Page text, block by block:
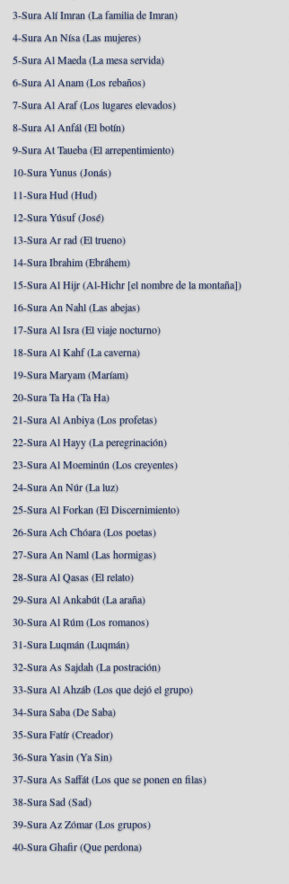
3-Sura Alí Imran (La familia de Imran)
4-Sura An Nísa (Las mujeres)
5-Sura Al Maeda (La mesa servida)
6-Sura Al Anam (Los rebaños)
7-Sura Al Araf (Los lugares elevados)
8-Sura Al Anfál (El botín)
9-Sura At Taueba (El arrepentimiento)
10-Sura Yunus (Jonás)
11-Sura Hud (Hud)
12-Sura Yúsuf (José)
13-Sura Ar rad (El trueno)
14-Sura Ibrahim (Ebráhem)
15-Sura Al Hijr (Al-Hichr [el nombre de la montaña])
16-Sura An Nahl (Las abejas)
17-Sura Al Isra (El viaje nocturno)
18-Sura Al Kahf (La caverna)
19-Sura Maryam (Maríam)
20-Sura Ta Ha (Ta Ha)
21-Sura Al Anbiya (Los profetas)
22-Sura Al Hayy (La peregrinación)
23-Sura Al Moeminún (Los creyentes)
24-Sura An Núr (La luz)
25-Sura Al Forkan (El Discernimiento)
26-Sura Ach Chóara (Los poetas)
27-Sura An Naml (Las hormigas)
28-Sura Al Qasas (El relato)
29-Sura Al Ankabút (La araña)
30-Sura Al Rúm (Los romanos)
31-Sura Luqmán (Luqmán)
32-Sura As Sajdah (La postración)
33-Sura Al Ahzáb (Los que dejó el grupo)
34-Sura Saba (De Saba)
35-Sura Fatír (Creador)
36-Sura Yasin (Ya Sin)
37-Sura As Saffát (Los que se ponen en filas)
38-Sura Sad (Sad)
39-Sura Az Zómar (Los grupos)
40-Sura Ghafir (Que perdona)